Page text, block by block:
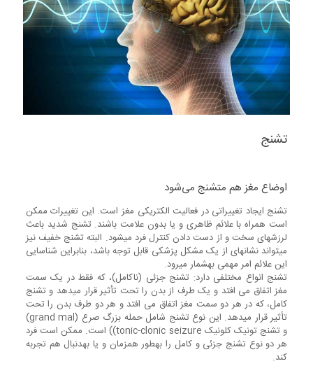
تشنج
اوضاع مغز هم متشنج می‌شود
تشنج ایجاد تغییراتی در فعالیت الکتریکی مغز است. این تغییرات ممکن
است همراه با علائم ظاهری و یا بدون علامت باشند. تشنج شدید باعث
لرزش‎های سخت و از دست دادن کنترل فرد می‎شود. البته تشنج خفیف نیز
می‎تواند نشانه‎ای از یک مشکل پزشکی قابل توجه باشد، بنابراین شناسایی
این علائم امر مهمی به‎شمار می‎رود.
تشنج انواع مختلفی دارد: تشنج جزئی (ناکامل)، که فقط در یک سمت
مغز اتفاق می افتد و یک طرف از بدن را تحت تأثیر قرار می‎دهد و تشنج
کامل، که در هر دو سمت مغز اتفاق می افتد و هر دو طرف بدن را تحت
تأثیر قرار می‎دهد. این نوع تشنج شامل حمله بزرگ صرع (grand mal)
و تشنج تونیک کلونیک tonic-clonic seizure)) است. ممکن است فرد
هر دو نوع تشنج جزئی و کامل را به‎طور همزمان و یا به‎دنبال هم تجربه
کند.